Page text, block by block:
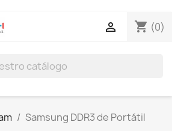
shopping_cart (0)

Samsung DDR3 de Portátil